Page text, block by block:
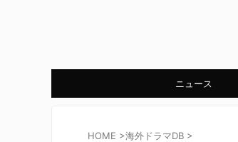
ニュース
HOME >海外ドラマDB >